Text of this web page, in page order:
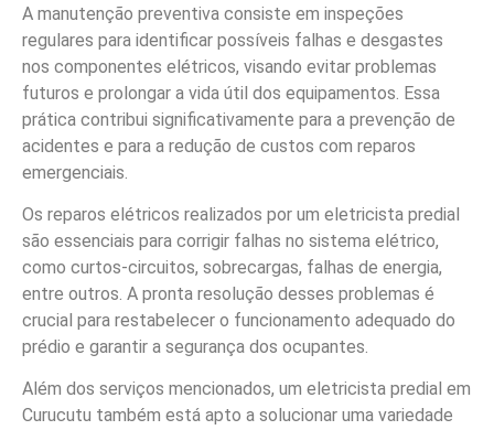
A manutenção preventiva consiste em inspeções
regulares para identificar possíveis falhas e desgastes
nos componentes elétricos, visando evitar problemas
futuros e prolongar a vida útil dos equipamentos. Essa
prática contribui significativamente para a prevenção de
acidentes e para a redução de custos com reparos
emergenciais.
Os reparos elétricos realizados por um eletricista predial
são essenciais para corrigir falhas no sistema elétrico,
como curtos-circuitos, sobrecargas, falhas de energia,
entre outros. A pronta resolução desses problemas é
crucial para restabelecer o funcionamento adequado do
prédio e garantir a segurança dos ocupantes.
Além dos serviços mencionados, um eletricista predial em
Curucutu também está apto a solucionar uma variedade